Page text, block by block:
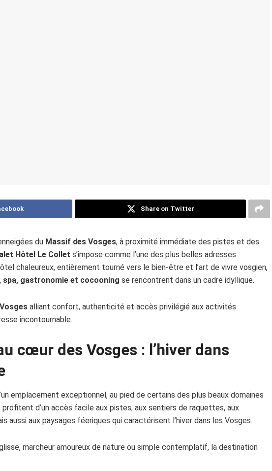
Share on Twitter
du Massif des Vosges, à proximité immédiate des pistes et des
Hôtel Le Collet s’impose comme l’une des plus belles adresses
chaleureux, entièrement tourné vers le bien-être et l’art de vivre vosgien,
spa, gastronomie et cocooning se rencontrent dans un cadre idyllique.
alliant confort, authenticité et accès privilégié aux activités
incontournable.
cœur des Vosges : l’hiver dans
emplacement exceptionnel, au pied de certains des plus beaux domaines
d’un accès facile aux pistes, aux sentiers de raquettes, aux
aussi aux paysages féeriques qui caractérisent l’hiver dans les Vosges.
marcheur amoureux de nature ou simple contemplatif, la destination